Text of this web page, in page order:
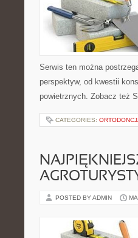
Serwis ten można
perspektyw, od kwestii
powietrznych. Zobacz też
CATEGORIES:
POSTED BY ADMIN